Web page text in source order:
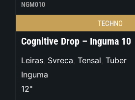
NGM010
TECHNO
Cognitive Drop – Inguma 10
Leiras, Svreca, Tensal, Tuber
Inguma
12"